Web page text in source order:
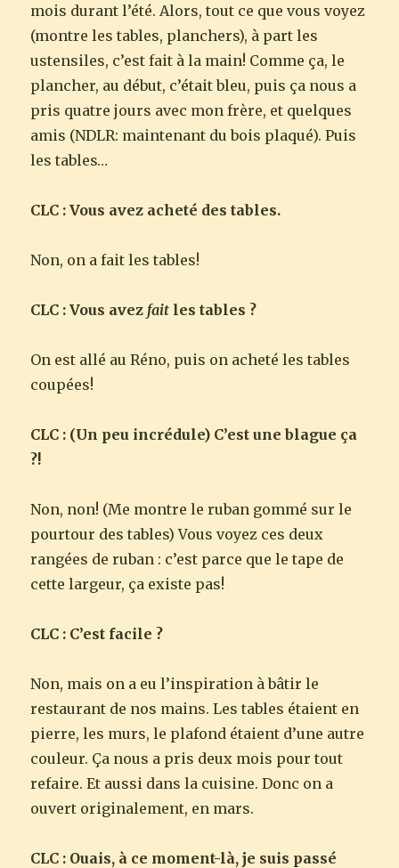
mois durant l’été. Alors, tout ce que vous voyez
(montre les tables, planchers), à part les
ustensiles, c’est fait à la main! Comme ça, le
plancher, au début, c’était bleu, puis ça nous a
pris quatre jours avec mon frère, et quelques
amis (NDLR: maintenant du bois plaqué). Puis
les tables…
CLC : Vous avez acheté des tables.
Non, on a fait les tables!
CLC : Vous avez fait les tables ?
On est allé au Réno, puis on acheté les tables
coupées!
CLC : (Un peu incrédule) C’est une blague ça
?!
Non, non! (Me montre le ruban gommé sur le
pourtour des tables) Vous voyez ces deux
rangées de ruban : c’est parce que le tape de
cette largeur, ça existe pas!
CLC : C’est facile ?
Non, mais on a eu l’inspiration à bâtir le
restaurant de nos mains. Les tables étaient en
pierre, les murs, le plafond étaient d’une autre
couleur. Ça nous a pris deux mois pour tout
refaire. Et aussi dans la cuisine. Donc on a
ouvert originalement, en mars.
CLC : Ouais, à ce moment-là, je suis passé